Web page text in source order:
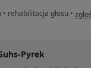
• rehabilitacja głosu • w
Pyrek